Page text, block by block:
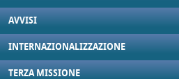
AVVISI
INTERNAZIONALIZZAZIONE
TERZA MISSIONE